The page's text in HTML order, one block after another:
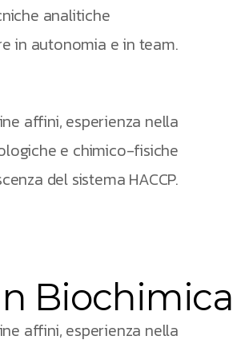
analitiche
in autonomia e in team.
affini, esperienza nella
e chimico-fisiche
del sistema HACCP.
Biochimica
affini, esperienza nella